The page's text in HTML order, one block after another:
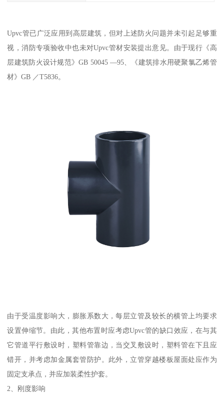
Upvc管已广泛应用到高层建筑，但对上述防火问题并未引起足够重
视，消防专项验收中也未对Upvc管材安装提出意见。由于现行《高
层建筑防火设计规范》GB 50045 —95、《建筑排水用硬聚氯乙烯管
材》GB ／T5836。
由于受温度影响大，膨胀系数大，每层立管及较长的横管上均要求
设置伸缩节。由此，其他布置时应考虑Upvc管的缺口效应，在与其
它管道平行敷设时，塑料管靠边，当交叉敷设时，塑料管在下且应
错开，并考虑加金属套管防护。此外，立管穿越楼板屋面处应作为
固定支承点，并应加装柔性护套。
2、刚度影响